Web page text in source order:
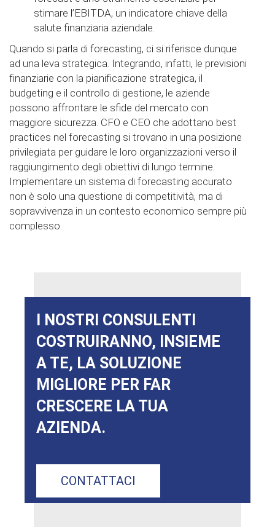
stimare l’EBITDA, un indicatore chiave della
salute finanziaria aziendale.
Quando si parla di forecasting, ci si riferisce dunque
ad una leva strategica. Integrando, infatti, le previsioni
finanziarie con la pianificazione strategica, il
budgeting e il controllo di gestione, le aziende
possono affrontare le sfide del mercato con
maggiore sicurezza. CFO e CEO che adottano best
practices nel forecasting si trovano in una posizione
privilegiata per guidare le loro organizzazioni verso il
raggiungimento degli obiettivi di lungo termine.
Implementare un sistema di forecasting accurato
non è solo una questione di competitività, ma di
sopravvivenza in un contesto economico sempre più
complesso.
I NOSTRI CONSULENTI
COSTRUIRANNO, INSIEME
A TE, LA SOLUZIONE
MIGLIORE PER FAR
CRESCERE LA TUA
AZIENDA.
CONTATTACI